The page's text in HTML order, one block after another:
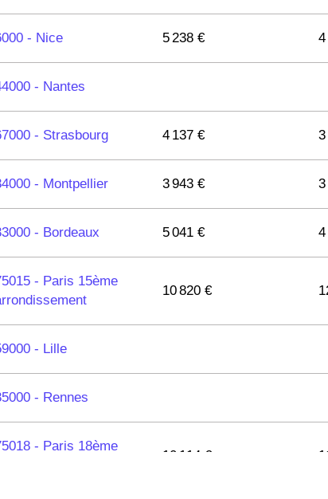
- Nice 5 238 € 4
- Nantes
- Strasbourg 4 137 € 3
- Montpellier 3 943 € 3
- Bordeaux 5 041 € 4
- Paris 15ème
10 820 €
- Lille
- Rennes
- Paris 18ème
10 114 €